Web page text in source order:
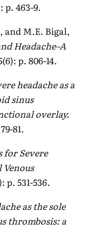
p. 463-9.
M.E. Bigal,
Headache–A
p. 806-14.
headache as a
sinus
overlay.
81.
for Severe
Venous
p. 531-536.
as the sole
thrombosis: a